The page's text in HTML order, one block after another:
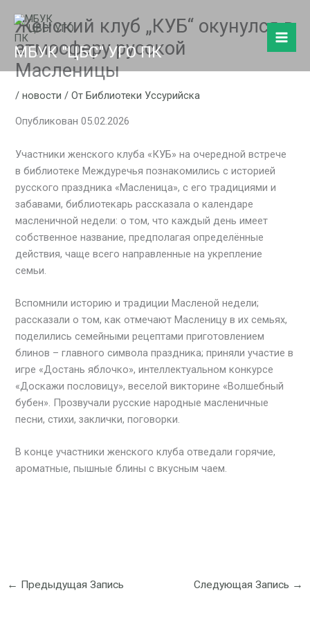
содержимому
МБУК "ЦБС" УГО ПК
Женский клуб „КУБ“ окунулся в
атмосферу русской
Масленицы
/новости / ОтБиблиотеки Уссурийска
Опубликован 05.02.2026
Участники женского клуба «КУБ» на очередной встрече
в библиотеке Междуречья познакомились с историей
русского праздника «Масленица», с его традициями и
забавами, библиотекарь рассказала о календаре
масленичной недели: о том, что каждый день имеет
собственное название, предполагая определённые
действия, чаще всего направленные на укрепление
семьи.
Вспомнили историю и традиции Масленой недели;
рассказали о том, как отмечают Масленицу в их семьях,
поделились семейными рецептами приготовлением
блинов – главного символа праздника; приняли участие в
игре «Достань яблочко», интеллектуальном конкурсе
«Доскажи пословицу», веселой викторине «Волшебный
бубен». Прозвучали русские народные масленичные
песни, стихи, заклички, поговорки.
В конце участники женского клуба отведали горячие,
ароматные, пышные блины с вкусным чаем.
← Предыдущая Запись Следующая Запись →